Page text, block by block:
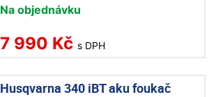
Na objednávku
7 990 Kč s DPH
Husqvarna 340 iBT aku foukač